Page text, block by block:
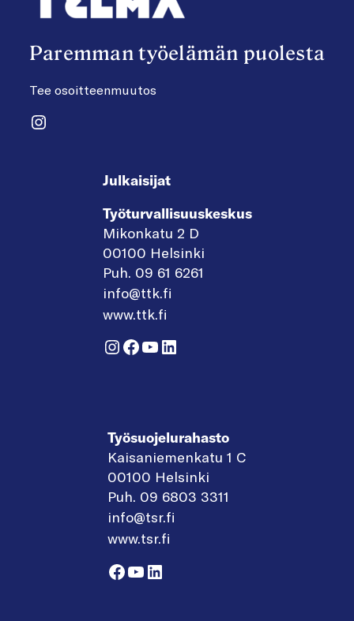
Paremman työelämän puolesta
Tee osoitteenmuutos
Instagram
Julkaisijat
Työturvallisuuskeskus
Mikonkatu 2 D
00100 Helsinki
Puh. 09 61 6261
info@ttk.fi
www.ttk.fi
Instagram
Facebook
YouTube
LinkedIn
Työsuojelurahasto
Kaisaniemenkatu 1 C
00100 Helsinki
Puh. 09 6803 3311
info@tsr.fi
www.tsr.fi
Facebook
YouTube
LinkedIn